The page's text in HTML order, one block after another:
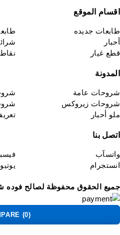
اقسام الموقع
طابعات جديده
أحبار
قطع غيار
المدونة
شروحات عامة
شروحات زيروكس
ملو أحبار
اتصل بنا
واتسآب
انستجرام
جميع الحقوق محفوظة لصالح فوده
(0)